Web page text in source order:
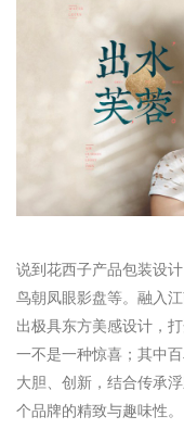
说到花西子产品包装设
鸟朝凤眼影盘等。融入
出极具东方美感设计，
一不是一种惊喜；其中
大胆、创新，结合传承
个品牌的精致与趣味性。